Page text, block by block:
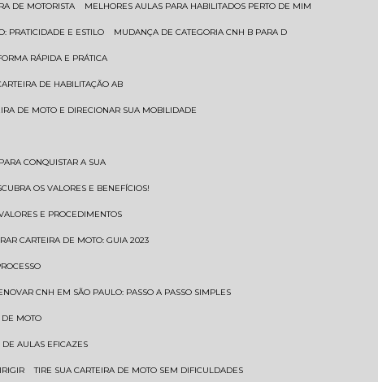
DE MOTORISTA MELHORES AULAS PARA HABILITADOS PERTO DE MIM
PRATICIDADE E ESTILO MUDANÇA DE CATEGORIA CNH B PARA D
RÁPIDA E PRÁTICA
DE HABILITAÇÃO AB
DE MOTO E DIRECIONAR SUA MOBILIDADE
CONQUISTAR A SUA
OS VALORES E BENEFÍCIOS!
E PROCEDIMENTOS
CARTEIRA DE MOTO: GUIA 2023
CNH EM SÃO PAULO: PASSO A PASSO SIMPLES
DE MOTO
DE AULAS EFICAZES
TIRE SUA CARTEIRA DE MOTO SEM DIFICULDADES